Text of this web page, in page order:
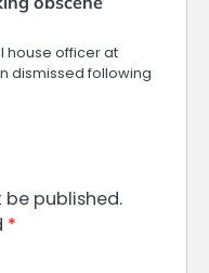
house officer at
dismissed following
published.
*